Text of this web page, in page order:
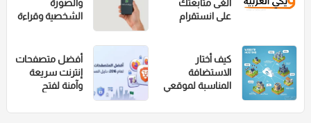
ألغى متابعتك
على انستقرام
والصورة
الشخصية وقراءة
كيف أختار
الاستضافة
المناسبة لموقعي
أفضل متصفحات
إنترنت سريعة
وآمنة لفتح
2026